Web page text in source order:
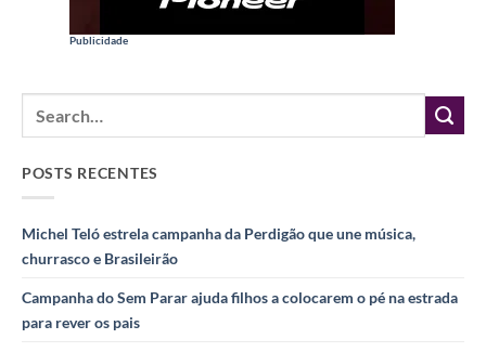
Publicidade
POSTS RECENTES
Michel Teló estrela campanha da Perdigão que une música,
churrasco e Brasileirão
Campanha do Sem Parar ajuda filhos a colocarem o pé na estrada
para rever os pais